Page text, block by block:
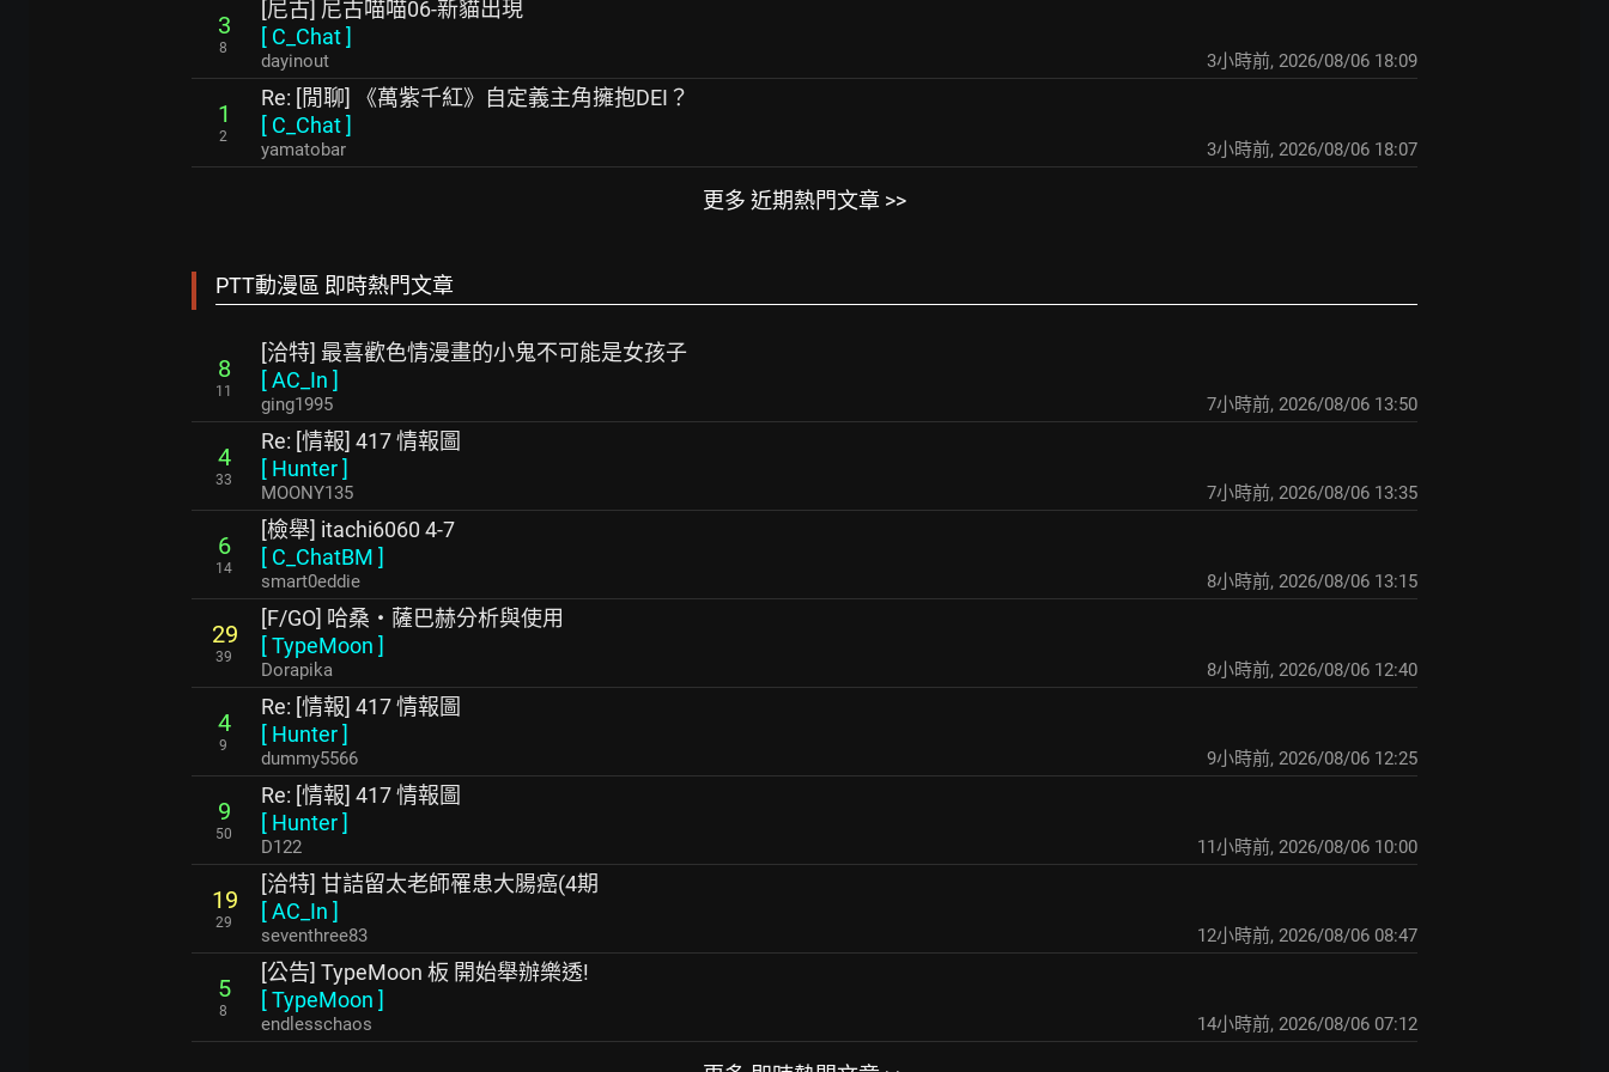
3
8
[尼古] 尼古喵喵06-新貓出現
[ C_Chat]
dayinout 3小時前, 2026/08/06 18:09
1
2
Re: [閒聊] 《萬紫千紅》自定義主角擁抱DEI？
[ C_Chat]
yamatobar 3小時前, 2026/08/06 18:07
更多 近期熱門文章 >>
PTT動漫區 即時熱門文章
8
11
[洽特] 最喜歡色情漫畫的小鬼不可能是女孩子
[AC_In ]
ging1995 7小時前, 2026/08/06 13:50
4
33
Re: [情報] 417 情報圖
[ Hunter]
MOONY135 7小時前, 2026/08/06 13:35
6
14
[檢舉] itachi6060 4-7
[ C_ChatBM ]
smart0eddie 8小時前, 2026/08/06 13:15
29
39
[F/GO] 哈桑・薩巴赫分析與使用
[TypeMoon ]
Dorapika 8小時前, 2026/08/06 12:40
4
9
Re: [情報] 417 情報圖
[ Hunter]
dummy5566 9小時前, 2026/08/06 12:25
9
50
Re: [情報] 417 情報圖
[ Hunter]
D122 11小時前, 2026/08/06 10:00
19
29
[洽特] 甘詰留太老師罹患大腸癌(4期
[AC_In ]
seventhree83 12小時前, 2026/08/06 08:47
5
8
[公告] TypeMoon 板 開始舉辦樂透!
[TypeMoon ]
endlesschaos 14小時前, 2026/08/06 07:12